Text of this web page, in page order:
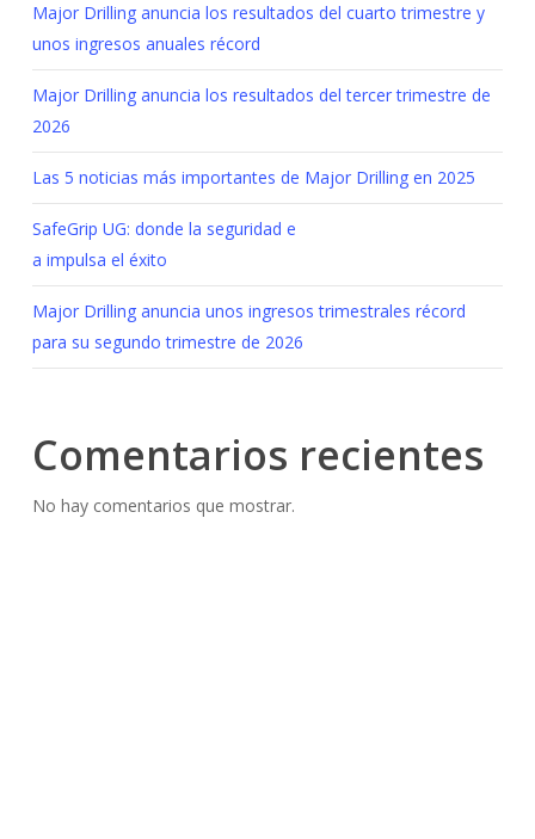
Major Drilling anuncia los resultados del cuarto trimestre y
unos ingresos anuales récord
Major Drilling anuncia los resultados del tercer trimestre de
2026
Las 5 noticias más importantes de Major Drilling en 2025
SafeGrip UG: donde la seguridad e
a impulsa el éxito
Major Drilling anuncia unos ingresos trimestrales récord
para su segundo trimestre de 2026
Comentarios recientes
No hay comentarios que mostrar.